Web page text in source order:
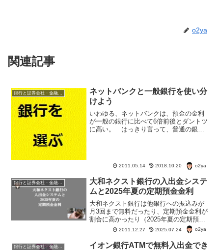
o2ya
関連記事
ネットバンクと一般銀行を使い分
けよう
いわゆる、ネットバンクは、預金の金利
が一般の銀行に比べて6倍前後とダントツ
に高い。 はっきり言って、普通の銀行
2011.05.14 2018.10.20 o2ya
銀行と証券会社・金融商品
大和ネクスト銀行の入出金システ
ムと2025年夏の定期預金金利
大和ネクスト銀行は他銀行への振込みが
月3回まで無料だったり、定期預金金利が
割合に高かったり（2025年夏の定期預金
金利は1年物で0.9％）と口座開設してお
くと便利に使うことができる。特に大和
証券とともに利用するととても便利。
2011.12.27 2025.07.24 o2ya
イオン銀行ATMで無料入出金でき